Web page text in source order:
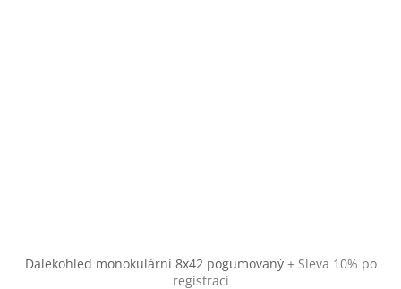
Dalekohled monokulární 8x42 pogumovaný + Sleva 10% po
registraci